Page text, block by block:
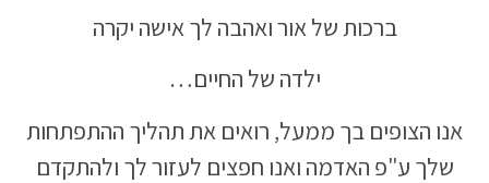
ברכות של אור ואהבה לך אישה יקרה
ילדה של החיים…
אנו הצופים בך ממעל, רואים את תהליך ההתפתחות
שלך ע"פ האדמה ואנו חפצים לעזור לך ולהתקדם